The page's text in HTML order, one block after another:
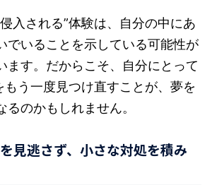
入される”体験は、自分の中にあ
でいることを示している可能性が
ます。だからこそ、自分にとって
もう一度見つけ直すことが、夢を
のかもしれません。
見逃さず、小さな対処を積み